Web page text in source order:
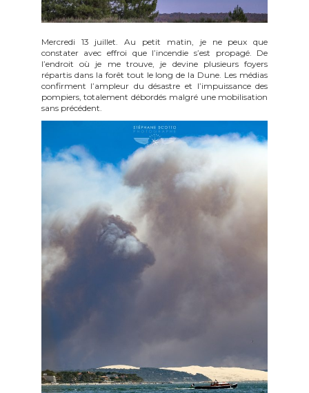
Mercredi 13 juillet. Au petit matin, je ne peux que
constater avec effroi que l’incendie s’est propagé. De
l’endroit où je me trouve, je devine plusieurs foyers
répartis dans la forêt tout le long de la Dune. Les médias
confirment l’ampleur du désastre et l’impuissance des
pompiers, totalement débordés malgré une mobilisation
sans précédent.